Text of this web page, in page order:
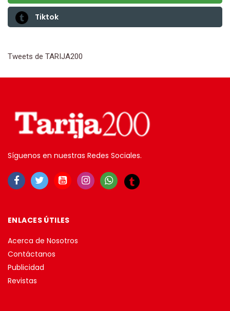
Tiktok
Tweets de TARIJA200
Síguenos en nuestras Redes Sociales.
ENLACES ÚTILES
Acerca de Nosotros
Contáctanos
Publicidad
Revistas